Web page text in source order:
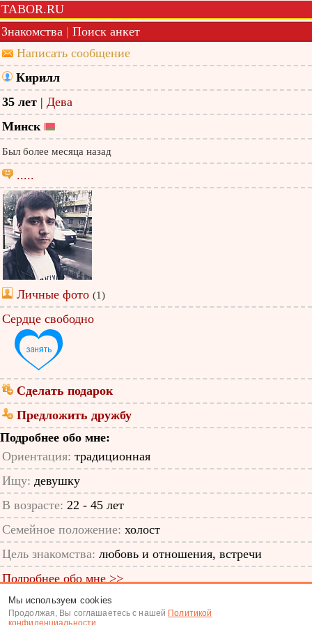
TABOR.RU
Знакомства | Поиск анкет
Написать сообщение
Кирилл
35 лет | Дева
Минск
Был более месяца назад
.....
Личные фото (1)
Сердце свободно
Сделать подарок
Предложить дружбу
Подробнее обо мне:
Ориентация: традиционная
Ищу: девушку
В возрасте: 22 - 45 лет
Семейное положение: холост
Цель знакомства: любовь и отношения, встречи
Подробнее обо мне >>
ID анкеты: 11838987
Мы используем cookies
Продолжая, Вы соглашаетесь с нашей Политикой
конфиденциальности